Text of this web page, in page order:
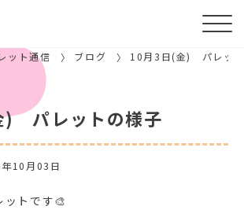
ット通信 ブログ 10月3日(金) パレッ
) パレットの様子
10月03日
ットです🎨